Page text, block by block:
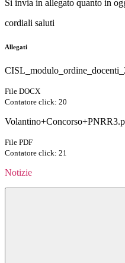
Si invia in allegato quanto in
cordiali saluti
Allegati
File DOCX
Contatore click: 20
File PDF
Contatore click: 21
Notizie